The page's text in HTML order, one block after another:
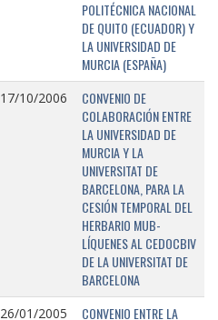
POLITÉCNICA NACIONAL
DE QUITO (ECUADOR) Y
LA UNIVERSIDAD DE
MURCIA (ESPAÑA)
17/10/2006
CONVENIO DE
COLABORACIÓN ENTRE
LA UNIVERSIDAD DE
MURCIA Y LA
UNIVERSITAT DE
BARCELONA, PARA LA
CESIÓN TEMPORAL DEL
HERBARIO MUB-
LÍQUENES AL CEDOCBIV
DE LA UNIVERSITAT DE
BARCELONA
26/01/2005
CONVENIO ENTRE LA